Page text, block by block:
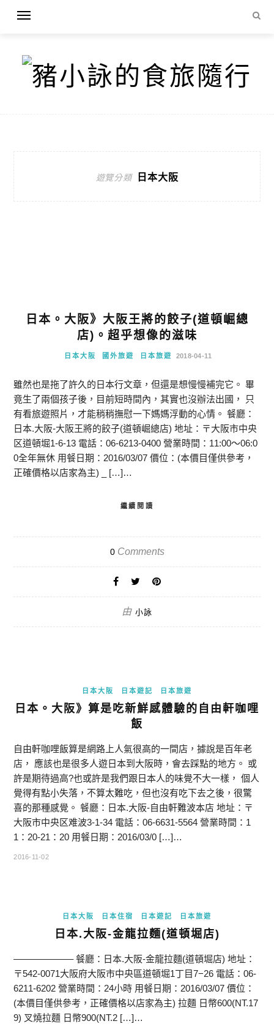
遊覽分類 日本大阪
日本。大阪》大阪王將的餃子(道頓崛總
店)。超乎想像的滋味
日本大阪 國外旅遊 日本旅遊 2018-04-11
雖然也是拖了許久的日本行文章，但還是想慢慢補完它。 畢
竟生了兩個孩子後，目前短時間內，其實也沒辦法出國， 只
有看旅遊照片，才能稍稍撫慰一下媽媽浮動的心情。 餐廳：
日本.大阪-大阪王將的餃子(道頓崛總店) 地址：〒大阪市中央
区道頓堀1-6-13 電話：06-6213-0400 營業時間：11:00～06:0
0全年無休 用餐日期：2016/03/07 價位：(本價目僅供參考，
正確價格以店家為主) _ […]…
繼續閱讀
0Comments
由 小詠
日本大阪 日本遊記 日本旅遊
日本。大阪》算是吃新鮮感體驗的自由軒咖哩
飯
自由軒咖哩飯算是網路上人氣很高的一間店，據說是百年老
店， 應該也是很多人遊日本到大阪時，會去踩點的地方。 或
許是期待過高?也或許是我們跟日本人的味覺不大一樣， 個人
覺得有點小失落，不算太難吃，但也沒有吃下去之後，很驚
喜的那種感覺。 餐廳：日本.大阪-自由軒難波本店 地址：〒
大阪市中央区难波3-1-34 電話：06-6631-5564 營業時間：1
1：20-21：20 用餐日期：2016/03/0 […]…
2016-11-02
日本大阪 日本住宿 日本遊記 日本旅遊
日本.大阪-金龍拉麵(道頓堀店)
——————– 餐廳：日本.大阪-金龍拉麵(道頓堀店) 地址：
〒542-0071大阪府大阪市中央區道頓堀1丁目7−26 電話：06-
6211-6202 營業時間：24小時 用餐日期：2016/03/07 價位：
(本價目僅供參考，正確價格以店家為主) 拉麵 日幣600(NT.17
9) 叉燒拉麵 日幣900(NT.2 […]…